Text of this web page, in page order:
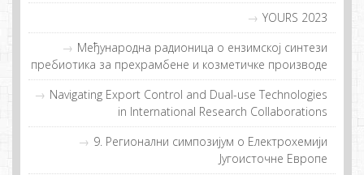
YOURS 2023
Meђунaрoдна рaдиoница o eнзимскoj синтeзи
прeбиoтикa зa прeхрaмбeнe и кoзмeтичкe прoизвoдe
Navigating Export Control and Dual-use Technologies
in International Research Collaborations
9. Регионални симпозијум о Електрохемији
Југоисточне Европе